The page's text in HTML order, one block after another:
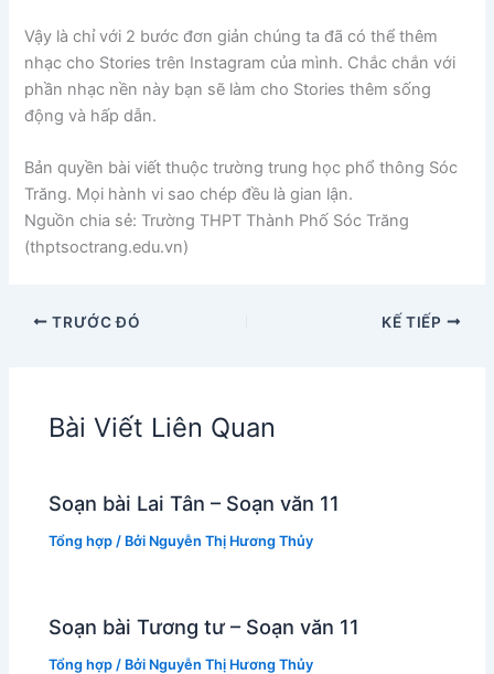
Vậy là chỉ với 2 bước đơn giản chúng ta đã có thể thêm
nhạc cho Stories trên Instagram của mình. Chắc chắn với
phần nhạc nền này bạn sẽ làm cho Stories thêm sống
động và hấp dẫn.
Bản quyền bài viết thuộc trường trung học phổ thông Sóc
Trăng. Mọi hành vi sao chép đều là gian lận.
Nguồn chia sẻ: Trường THPT Thành Phố Sóc Trăng
(thptsoctrang.edu.vn)
TRƯỚC ĐÓ KẾ TIẾP
Bài Viết Liên Quan
Soạn bài Lai Tân – Soạn văn 11
Tổng hợp / Bởi Nguyễn Thị Hương Thủy
Soạn bài Tương tư – Soạn văn 11
Tổng hợp / Bởi Nguyễn Thị Hương Thủy